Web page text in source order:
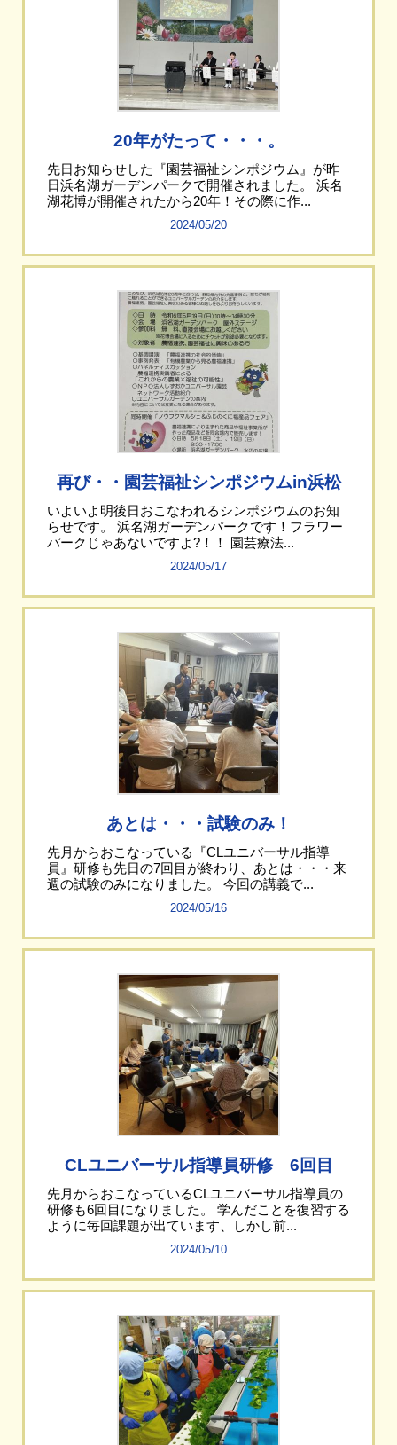
20年がたって・・・。
先日お知らせした『園芸福祉シンポジウム』が昨
日浜名湖ガーデンパークで開催されました。 浜名
湖花博が開催されたから20年！その際に作...
2024/05/20
再び・・園芸福祉シンポジウムin浜松
いよいよ明後日おこなわれるシンポジウムのお知
らせです。 浜名湖ガーデンパークです！フラワー
パークじゃあないですよ?！！ 園芸療法...
2024/05/17
あとは・・・試験のみ！
先月からおこなっている『CLユニバーサル指導
員』研修も先日の7回目が終わり、あとは・・・来
週の試験のみになりました。 今回の講義で...
2024/05/16
CLユニバーサル指導員研修 6回目
先月からおこなっているCLユニバーサル指導員の
研修も6回目になりました。 学んだことを復習する
ように毎回課題が出ています、しかし前...
2024/05/10